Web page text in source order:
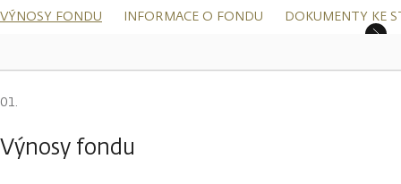
VÝNOSY FONDU INFORMACE O FONDU DOKUMENTY KE
Výnosy fondu